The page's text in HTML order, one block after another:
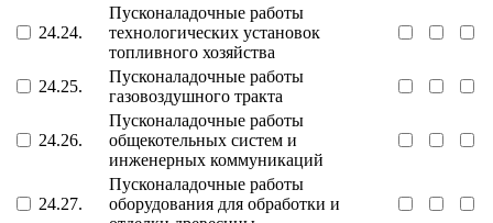
24.24.
Пусконаладочные работы
технологических установок
топливного хозяйства
24.25.
Пусконаладочные работы
газовоздушного тракта
24.26.
Пусконаладочные работы
общекотельных систем и
инженерных коммуникаций
24.27.
Пусконаладочные работы
оборудования для обработки и